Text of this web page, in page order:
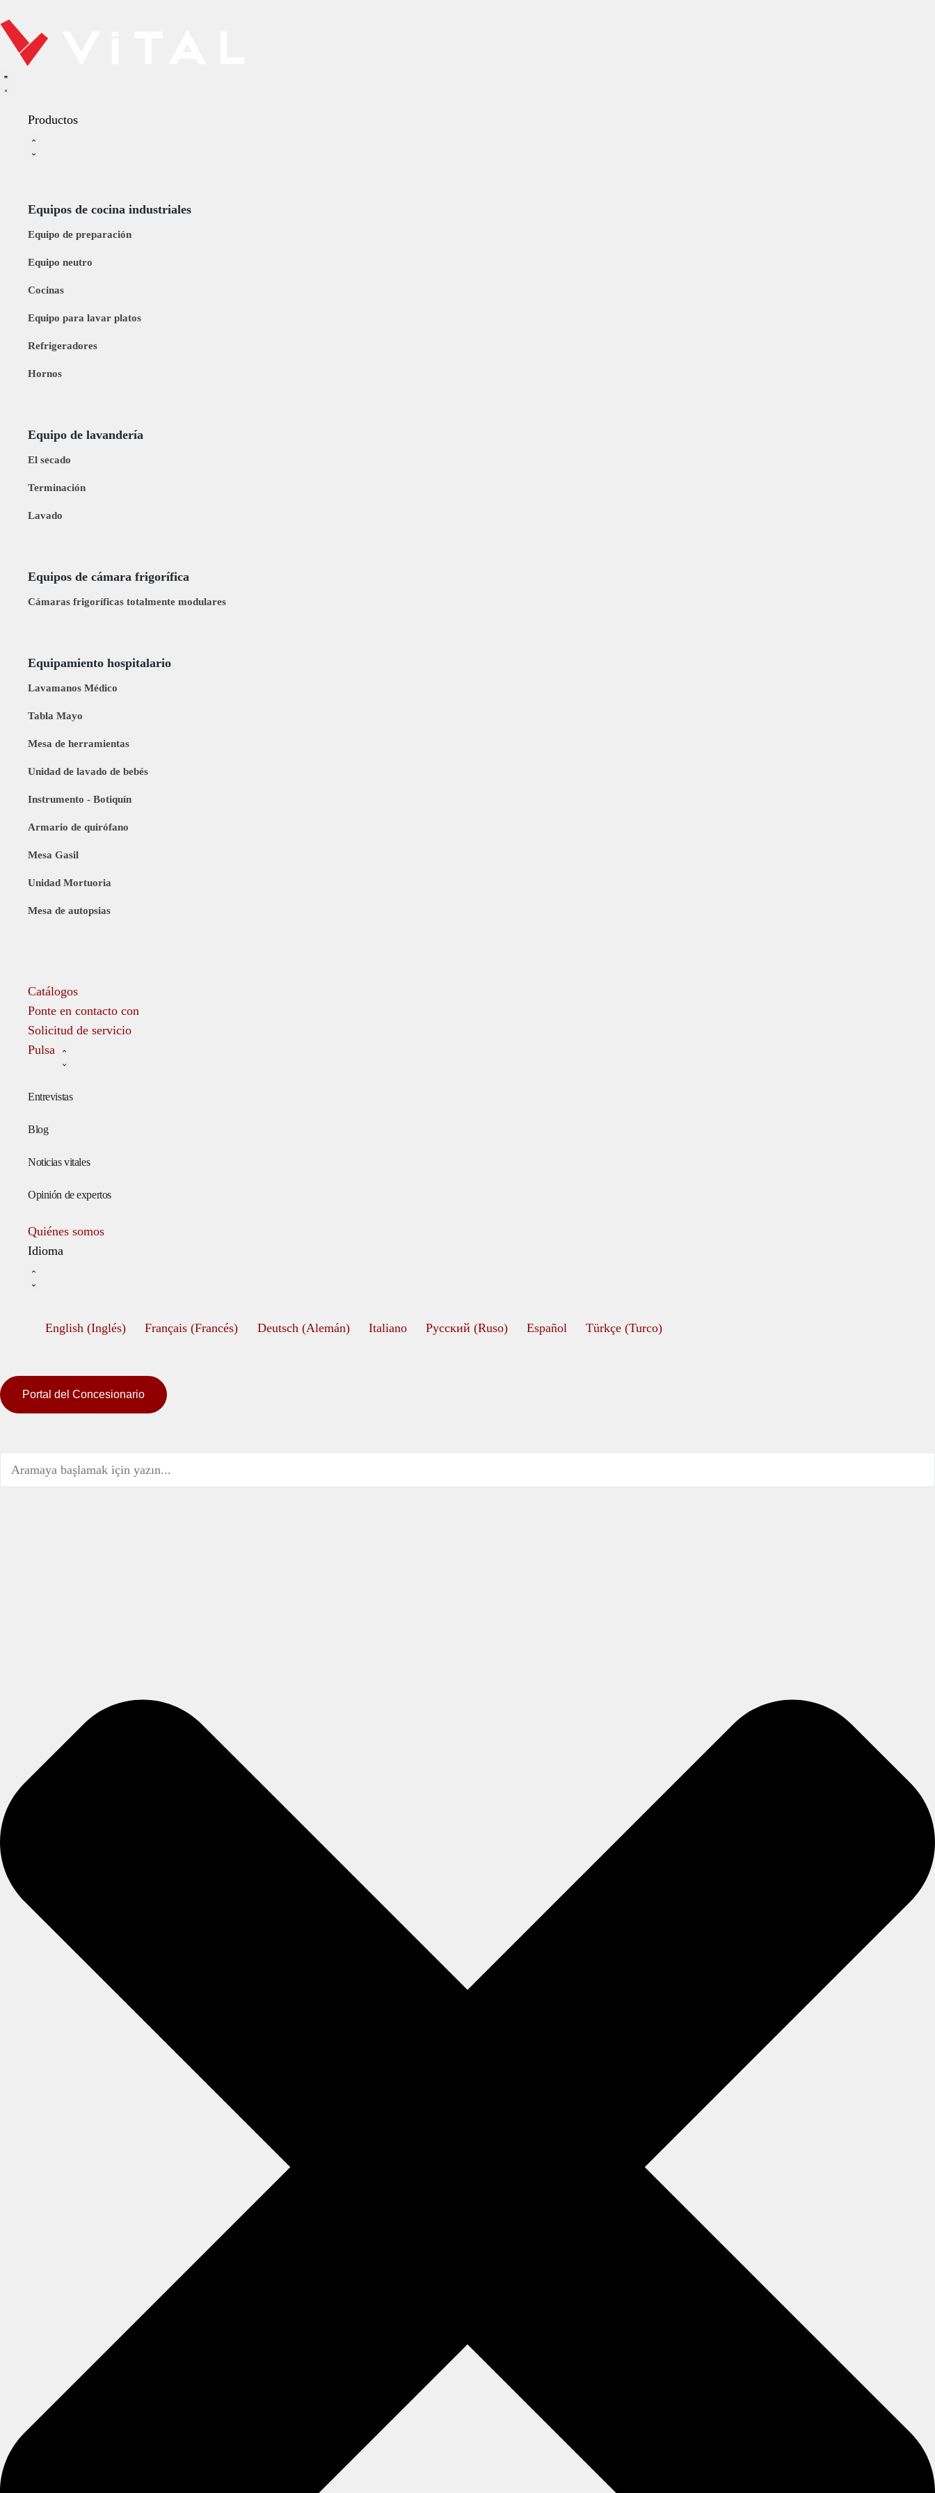
Productos
Equipos de cocina industriales
Equipo de preparación
Equipo neutro
Cocinas
Equipo para lavar platos
Refrigeradores
Hornos
Equipo de lavandería
El secado
Terminación
Lavado
Equipos de cámara frigorífica
Cámaras frigoríficas totalmente modulares
Equipamiento hospitalario
Lavamanos Médico
Tabla Mayo
Mesa de herramientas
Unidad de lavado de bebés
Instrumento - Botiquín
Armario de quirófano
Mesa Gasil
Unidad Mortuoria
Mesa de autopsias
Catálogos
Ponte en contacto con
Solicitud de servicio
Pulsa
Entrevistas
Blog
Noticias vitales
Opinión de expertos
Quiénes somos
Idioma
English (Inglés) Français (Francés) Deutsch (Alemán) Italiano Русский (Ruso) Español Türkçe (Turco)
Portal del Concesionario